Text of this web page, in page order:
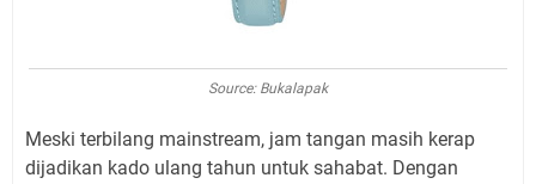
Source: Bukalapak
Meski terbilang mainstream, jam tangan masih kerap
dijadikan kado ulang tahun untuk sahabat. Dengan